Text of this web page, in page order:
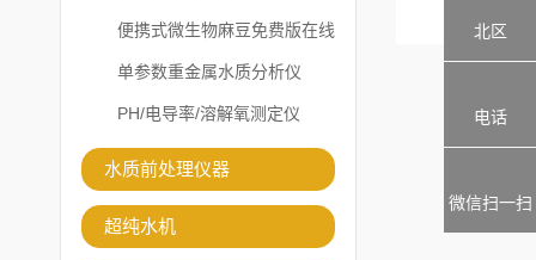
便携式微生物麻豆免费版在线
观看
单参数重金属水质分析仪
PH/电导率/溶解氧测定仪
水质前处理仪器
超纯水机
北区
电话
微信扫一扫